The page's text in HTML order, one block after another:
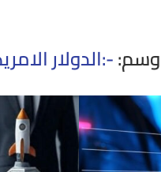
وسم:-:الدولار